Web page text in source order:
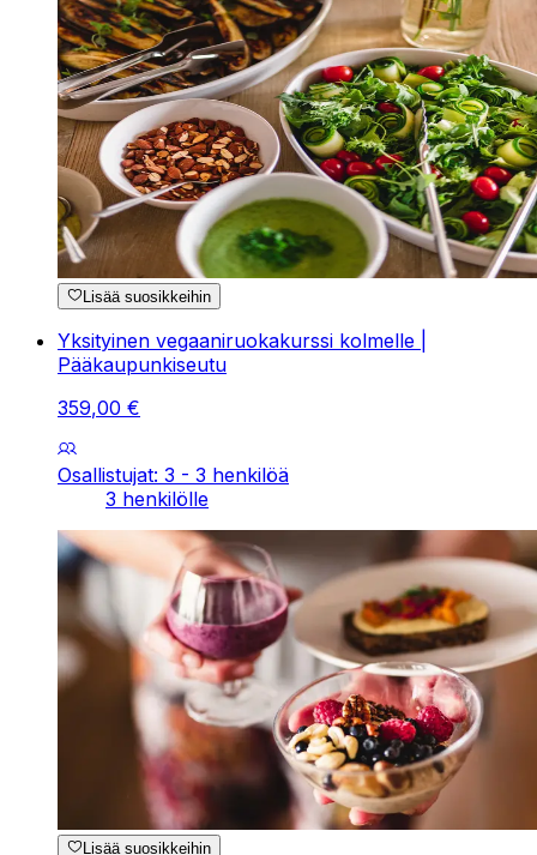
Lisää suosikkeihin
Yksityinen vegaaniruokakurssi kolmelle |
Pääkaupunkiseutu
359,00 €
Osallistujat: 3 - 3 henkilöä
3 henkilölle
Lisää suosikkeihin